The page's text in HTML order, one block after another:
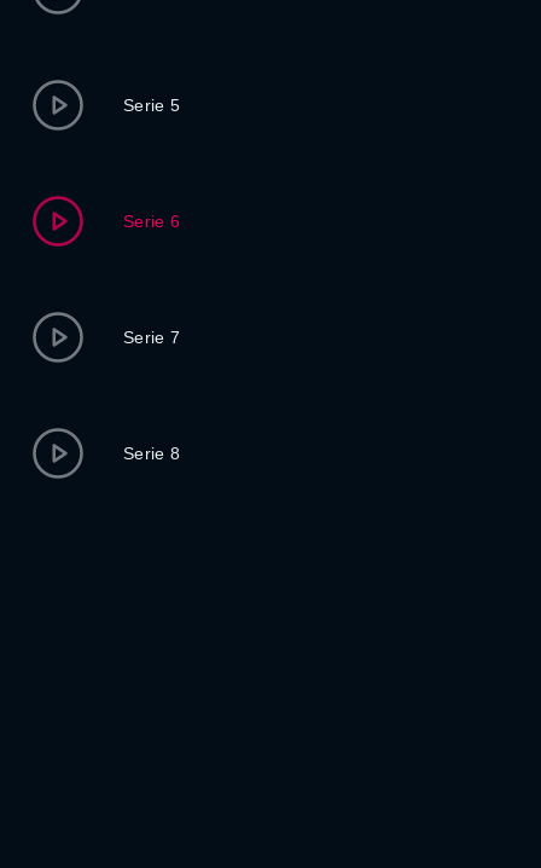
Serie 5
Serie 6
Serie 7
Serie 8